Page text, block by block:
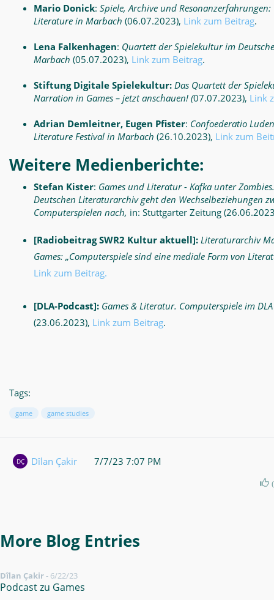
Mario Donick: Spiele, Archive und Resonanzerfahrungen:
Literature in Marbach (06.07.2023), Link zum Beitrag.
Lena Falkenhagen: Quartett der Spielekultur im
Marbach (05.07.2023), Link zum Beitrag.
Stiftung Digitale Spielekultur: Das Quartett der
Narration in Games – jetzt anschauen! (07.07.2023), Link
Adrian Demleitner, Eugen Pfister: Confoederatio
Literature Festival in Marbach (26.10.2023), Link zum
Weitere Medienberichte:
Stefan Kister: Games und Literatur - Kafka unter
Deutschen Literaturarchiv geht den Wechselbeziehungen
Computerspielen nach, in: Stuttgarter Zeitung
[Radiobeitrag SWR2 Kultur aktuell]: Literaturarchiv
Games: „Computerspiele sind eine mediale Form von
Link zum Beitrag.
[DLA-Podcast]: Games & Literatur. Computerspiele im
(23.06.2023), Link zum Beitrag.
Tags:
game game studies
DÇ Dîlan Çakir 7/7/23 7:07 PM
More Blog Entries
Dîlan Çakir- 6/22/23
Podcast zu Games